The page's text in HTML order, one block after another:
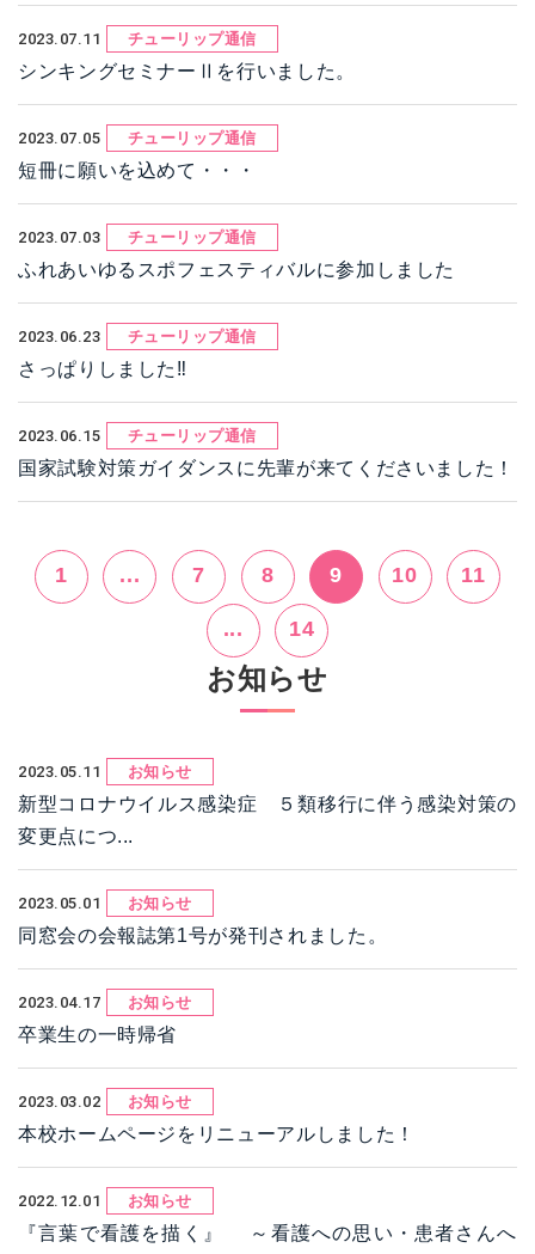
2023.07.11 チューリップ通信
シンキングセミナーⅡを行いました。
2023.07.05 チューリップ通信
短冊に願いを込めて・・・
2023.07.03 チューリップ通信
ふれあいゆるスポフェスティバルに参加しました
2023.06.23 チューリップ通信
さっぱりしました‼
2023.06.15 チューリップ通信
国家試験対策ガイダンスに先輩が来てくださいました！
1 ... 7 8 9 10 11
... 14
お知らせ
2023.05.11 お知らせ
新型コロナウイルス感染症 ５類移行に伴う感染対策の
変更点につ...
2023.05.01 お知らせ
同窓会の会報誌第1号が発刊されました。
2023.04.17 お知らせ
卒業生の一時帰省
2023.03.02 お知らせ
本校ホームページをリニューアルしました！
2022.12.01 お知らせ
『言葉で看護を描く』 ～看護への思い・患者さんへ